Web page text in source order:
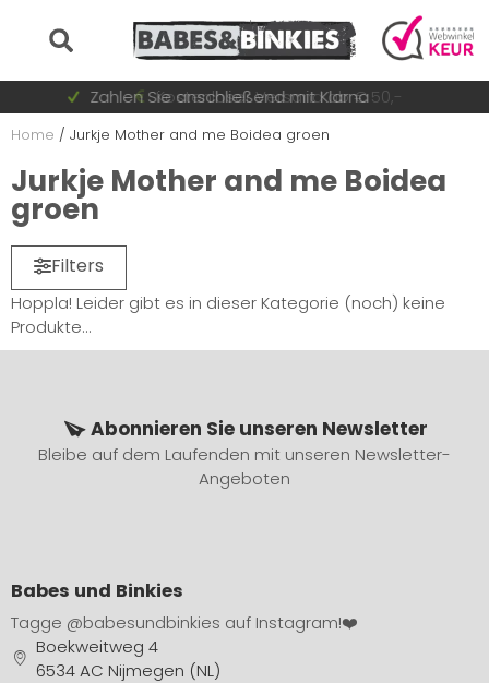
Zahlen Sie anschließend mit Klarna
Schnell wechselnde Sammlung
Kostenloser Versand ab € 50,-
Auf Lager = sofort versandt
Home / Jurkje Mother and me Boidea groen
Jurkje Mother and me Boidea
groen
Filters
Hoppla! Leider gibt es in dieser Kategorie (noch) keine
Produkte...
Abonnieren Sie unseren Newsletter
Bleibe auf dem Laufenden mit unseren Newsletter-
Angeboten
Babes und Binkies
Tagge @babesundbinkies auf Instagram!❤️
Boekweitweg 4
6534 AC Nijmegen (NL)